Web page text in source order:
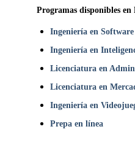
Programas disponibles
Ingeniería en Software
Ingeniería en
Licenciatura en
Licenciatura en
Ingeniería en
Prepa en línea